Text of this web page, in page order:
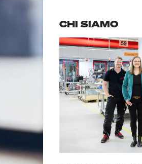
CHI SIAMO